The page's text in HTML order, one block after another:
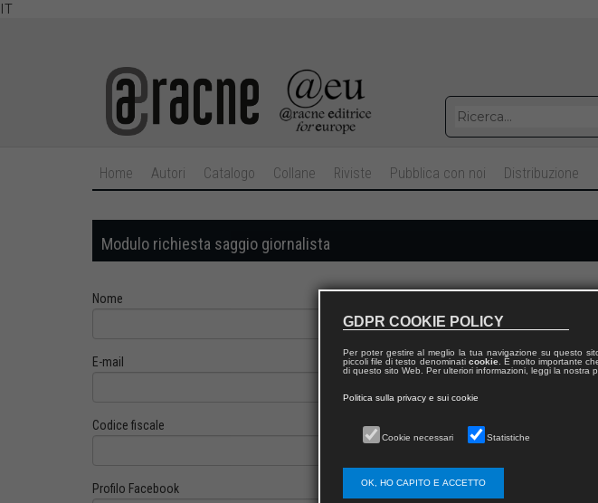
IT
Home Autori Catalogo Collane Riviste Pubblica con noi Distribuzione
Modulo richiesta saggio giornalista
Nome
E-mail
Codice fiscale
Profilo Facebook Profilo Instagram
GDPR COOKIE POLICY
Per poter gestire al meglio la tua navigazione su questo
piccoli file di testo denominati cookie. È molto importante
di questo sito Web. Per ulteriori informazioni, leggi la nostra
Politica sulla privacy e sui cookie
Cookie necessari Statistiche
OK, HO CAPITO E ACCETTO